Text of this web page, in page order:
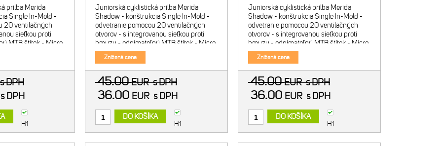
prilba Merida
Single In-Mold -
20 ventilačných
sieťkou proti
MTB štítok - Micro
- komfortné
s DPH
s DPH
H1
Juniorská cyklistická prilba Merida
Shadow - konštrukcia Single In-Mold -
odvetranie pomocou 20 ventilačných
otvorov - s integrovanou sieťkou proti
hmyzu - odnímateľný MTB štítok - Micro
2D otočný upínací systém - komfortné
výstelky prilby Hmot
Znížená cena
45.00EURs DPH
36.00 EUR s DPH
DO KOŠÍKA
H1
Juniorská cyklistická prilba Merida
Shadow - konštrukcia Single In-Mold -
odvetranie pomocou 20 ventilačných
otvorov - s integrovanou sieťkou proti
hmyzu - odnímateľný MTB štítok - Micro
2D otočný upínací systém - komfortné
výstelky prilby Hmot
Znížená cena
45.00EURs DPH
36.00 EUR s DPH
DO KOŠÍKA
H1